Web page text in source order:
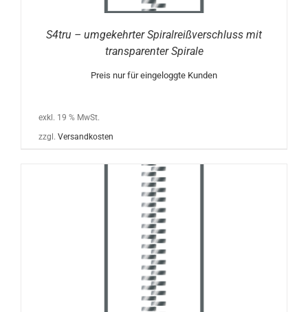
S4tru – umgekehrter Spiralreißverschluss mit
transparenter Spirale
Preis nur für eingeloggte Kunden
exkl. 19 % MwSt.
zzgl. Versandkosten